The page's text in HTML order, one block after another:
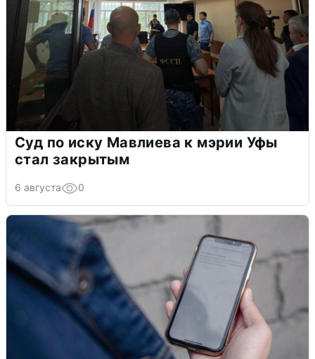
Суд по иску Мавлиева к мэрии Уфы
стал закрытым
6 августа 0